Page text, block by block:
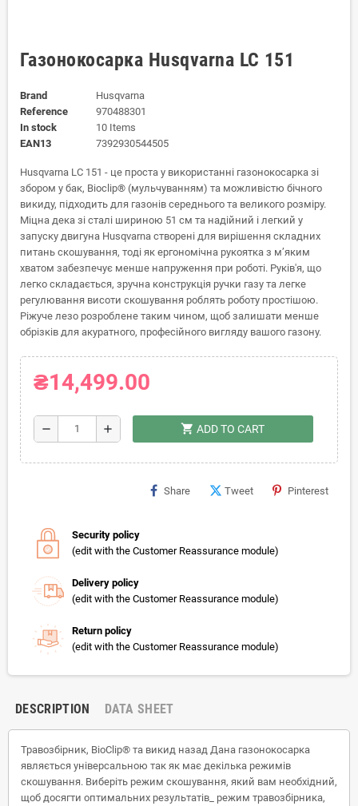
Газонокосарка Husqvarna LC 151
Brand
Husqvarna
Reference
970488301
In stock
10 Items
EAN13
7392930544505
Husqvarna LC 151 - це проста у використанні газонокосарка зі
збором у бак, Bioclip® (мульчуванням) та можливістю бічного
викиду, підходить для газонів середнього та великого розміру.
Міцна дека зі сталі шириною 51 см та надійний і легкий у
запуску двигуна Husqvarna створені для вирішення складних
питань скошування, тоді як ергономічна рукоятка з м’яким
хватом забезпечує менше напруження при роботі. Руків'я, що
легко складається, зручна конструкція ручки газу та легке
регулювання висоти скошування роблять роботу простішою.
Ріжуче лезо розроблене таким чином, щоб залишати менше
обрізків для акуратного, професійного вигляду вашого газону.
₴14,499.00
remove add shopping_cart ADD TO CART
Share Tweet Pinterest
Security policy
(edit with the Customer Reassurance module)
Delivery policy
(edit with the Customer Reassurance module)
Return policy
(edit with the Customer Reassurance module)
DESCRIPTION DATA SHEET
Травозбірник, BioClip® та викид назад Дана газонокосарка
являється універсальною так як має декілька режимів
скошування. Виберіть режим скошування, який вам необхідний,
щоб досягти оптимальних результатів_ режим травозбірника,